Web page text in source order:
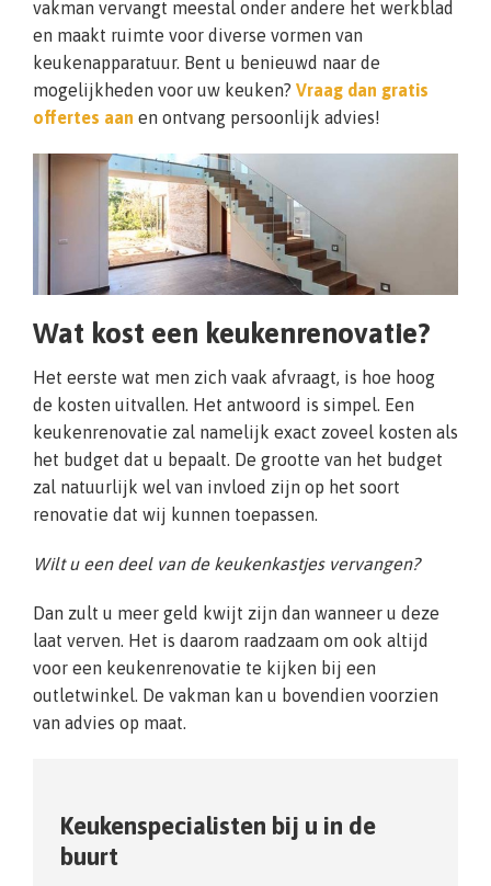
vakman vervangt meestal onder andere het werkblad
en maakt ruimte voor diverse vormen van
keukenapparatuur. Bent u benieuwd naar de
mogelijkheden voor uw keuken? Vraag dan gratis
offertes aan en ontvang persoonlijk advies!
Wat kost een keukenrenovatie?
Het eerste wat men zich vaak afvraagt, is hoe hoog
de kosten uitvallen. Het antwoord is simpel. Een
keukenrenovatie zal namelijk exact zoveel kosten als
het budget dat u bepaalt. De grootte van het budget
zal natuurlijk wel van invloed zijn op het soort
renovatie dat wij kunnen toepassen.
Wilt u een deel van de keukenkastjes vervangen?
Dan zult u meer geld kwijt zijn dan wanneer u deze
laat verven. Het is daarom raadzaam om ook altijd
voor een keukenrenovatie te kijken bij een
outletwinkel. De vakman kan u bovendien voorzien
van advies op maat.
Keukenspecialisten bij u in de
buurt